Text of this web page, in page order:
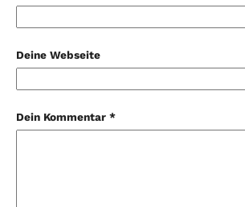
Deine Webseite
Dein Kommentar *